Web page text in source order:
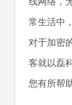
常生活中
对于加密
客就以磊
您有所帮